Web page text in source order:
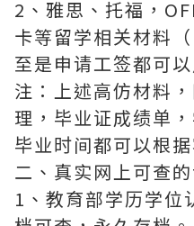
2、雅思、托福，
卡等留学相关材料
至是申请工签都可以
注：上述高仿材料
理，毕业证成绩单
毕业时间都可以根
二、真实网上可查
1、教育部学历学位